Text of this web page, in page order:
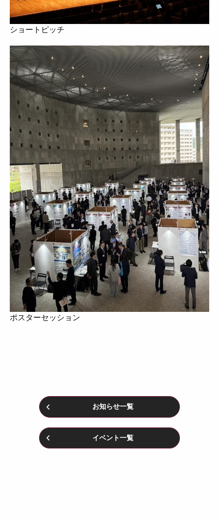
ショートピッチ
ポスターセッション
お知らせ一覧
イベント一覧